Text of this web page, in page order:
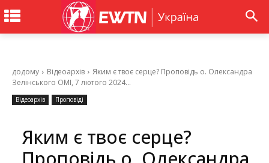
додому Відеоархів
Яким є твоє серце? Проповідь о. Олександра
Зелінського ОМІ, 7 лютого 2024...
Відеоархів Проповіді
Яким є твоє серце?